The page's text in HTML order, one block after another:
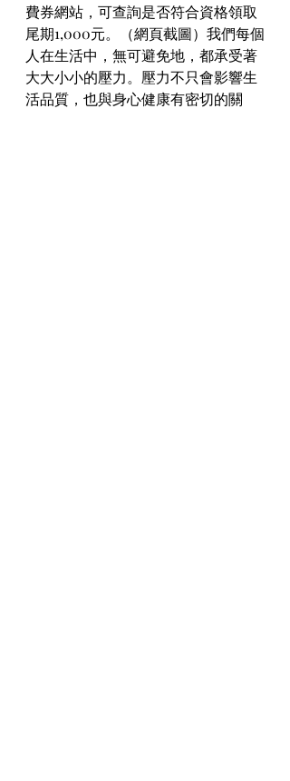
費券網站，可查詢是否符合資格領取
尾期1,000元。（網頁截圖）我們每個
人在生活中，無可避免地，都承受著
大大小小的壓力。壓力不只會影響生
活品質，也與身心健康有密切的關